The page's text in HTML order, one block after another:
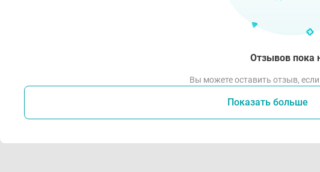
Отзывов пока
Вы можете оставить отзыв,
Показать больше